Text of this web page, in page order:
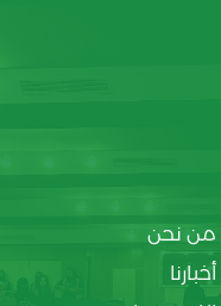
من نحن
أخبارنا